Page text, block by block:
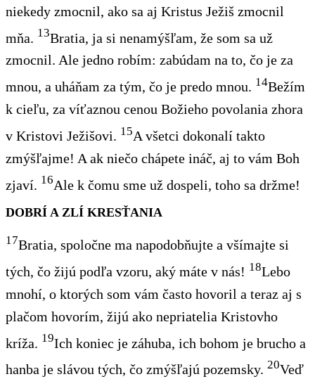
niekedy zmocnil, ako sa aj Kristus Ježiš zmocnil
mňa.
13Bratia, ja si nenamýšľam, že som sa už
zmocnil. Ale jedno robím: zabúdam na to, čo je za
mnou, a uháňam za tým, čo je predo mnou. 14Bežím
k cieľu, za víťaznou cenou Božieho povolania zhora
v Kristovi Ježišovi. 15A všetci dokonalí takto
zmýšľajme! A ak niečo chápete ináč, aj to vám Boh
zjaví. 16Ale k čomu sme už dospeli, toho sa držme!
DOBRÍ A ZLÍ KRESŤANIA
17Bratia, spoločne ma napodobňujte a všímajte si
tých, čo žijú podľa vzoru, aký máte v nás! 18Lebo
mnohí, o ktorých som vám často hovoril a teraz aj s
plačom hovorím, žijú ako nepriatelia Kristovho
kríža.
19Ich koniec je záhuba, ich bohom je brucho a
hanba je slávou tých, čo zmýšľajú pozemsky. 20Veď